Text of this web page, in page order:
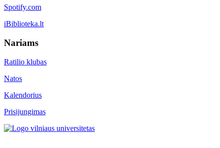
Spotify.com
iBiblioteka.lt
Nariams
Ratilio klubas
Natos
Kalendorius
Prisijungimas